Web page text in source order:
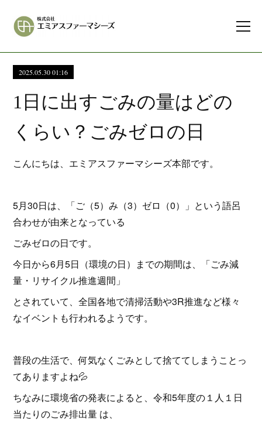
2025.05.30 01:16
1日に出すごみの量はどの
くらい？ごみゼロの日
こんにちは、エミアスファーマシーズ本部です。
5月30日は、「ご（5）み（3）ゼロ（0）」という語呂
合わせが由来となっている
ごみゼロの日です。
今日から6月5日（環境の日）までの期間は、「ごみ減
量・リサイクル推進週間」
とされていて、全国各地で清掃活動や3R推進など様々
なイベントも行われるようです。
普段の生活で、何気なくごみとして捨ててしまうことっ
てありますよね💦
ちなみに環境省の発表によると、令和5年度の１人１日
当たりのごみ排出量 は、